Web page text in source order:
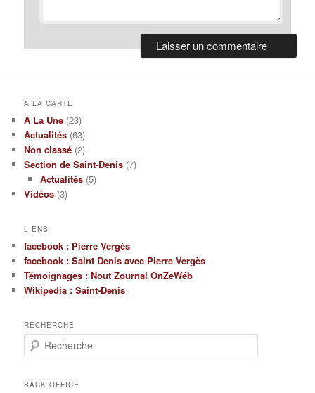
A LA CARTE
A La Une (23)
Actualités (63)
Non classé (2)
Section de Saint-Denis (7)
Actualités(5)
Vidéos (3)
LIENS
facebook : Pierre Vergès
facebook : Saint Denis avec Pierre Vergès
Témoignages : Nout Zournal OnZeWéb
Wikipedia : Saint-Denis
RECHERCHE
Recherche
BACK OFFICE